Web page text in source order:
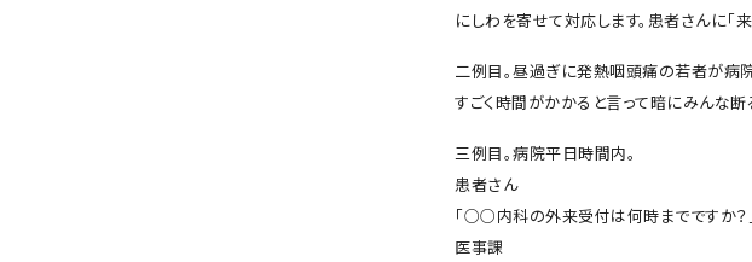
にしわを寄せて対応します。患者さんに「
二例目。昼過ぎに発熱咽頭痛の若者が病
すごく時間がかかると言って暗にみんな断
三例目。病院平日時間内。
患者さん
「○○内科の外来受付は何時までですか？
医事課